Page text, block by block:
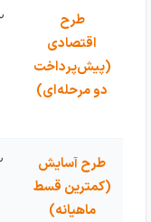
طرح
اقتصادی
(پیش‌پرداخت
دو مرحله‌ای)
طرح آسایش
(کمترین قسط
ماهیانه)